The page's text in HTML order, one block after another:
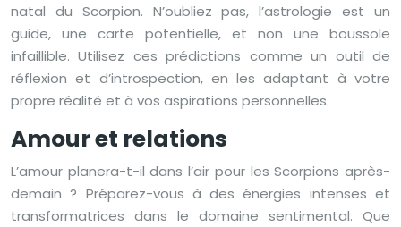
natal du Scorpion. N’oubliez pas, l’astrologie est un
guide, une carte potentielle, et non une boussole
infaillible. Utilisez ces prédictions comme un outil de
réflexion et d’introspection, en les adaptant à votre
propre réalité et à vos aspirations personnelles.
Amour et relations
L’amour planera-t-il dans l’air pour les Scorpions après-
demain ? Préparez-vous à des énergies intenses et
transformatrices dans le domaine sentimental. Que